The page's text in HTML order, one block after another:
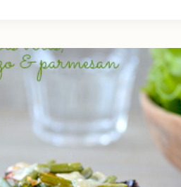
DE
VIANDE
AU
RICOTTA
&
CIBOULETTE
–
APERITIVO